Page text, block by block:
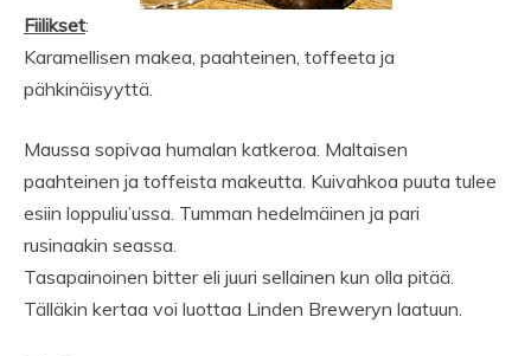
Fiilikset:
Karamellisen makea, paahteinen, toffeeta ja
pähkinäisyyttä.
Maussa sopivaa humalan katkeroa. Maltaisen
paahteinen ja toffeista makeutta. Kuivahkoa puuta tulee
esiin loppuliu’ussa. Tumman hedelmäinen ja pari
rusinaakin seassa.
Tasapainoinen bitter eli juuri sellainen kun olla pitää.
Tälläkin kertaa voi luottaa Linden Breweryn laatuun.